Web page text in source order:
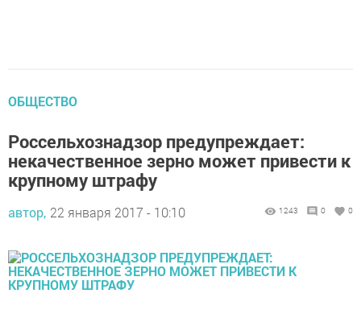
ОБЩЕСТВО
Россельхознадзор предупреждает:
некачественное зерно может привести к
крупному штрафу
автор, 22 января 2017 - 10:10 1243 0 0